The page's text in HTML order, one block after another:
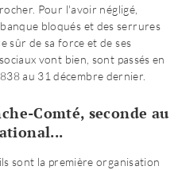
Pour l'avoir négligé,
bloqués et des serrures
sûr de sa force et de ses
vont bien, sont passés en
au 31 décembre dernier.
Comté, seconde au
sont la première organisation